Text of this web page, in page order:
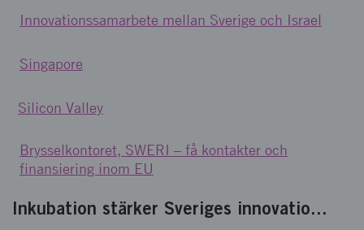
Innovationssamarbete mellan Sverige och Israel
Singapore
Silicon Valley
Brysselkontoret, SWERI – få kontakter och
finansiering inom EU
Inkubation stärker Sveriges innovatio...